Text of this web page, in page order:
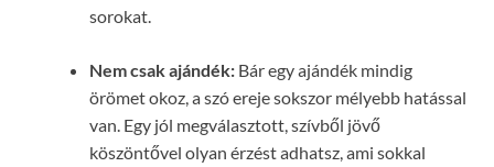
sorokat.
Nem csak ajándék: Bár egy ajándék mindig
örömet okoz, a szó ereje sokszor mélyebb hatással
van. Egy jól megválasztott, szívből jövő
köszöntővel olyan érzést adhatsz, ami sokkal